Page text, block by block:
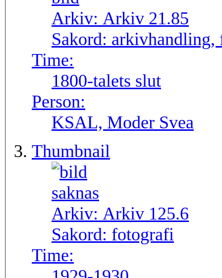
Arkiv: Arkiv 21.85
Sakord: arkivhandling,
Time:
1800-talets slut
Person:
KSAL, Moder Svea
Thumbnail
Arkiv: Arkiv 125.6
Sakord: fotografi
Time: